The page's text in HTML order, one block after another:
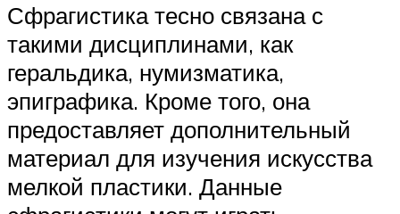
Сфрагистика тесно связана с
такими дисциплинами, как
геральдика, нумизматика,
эпиграфика. Кроме того, она
предоставляет дополнительный
материал для изучения искусства
мелкой пластики. Данные